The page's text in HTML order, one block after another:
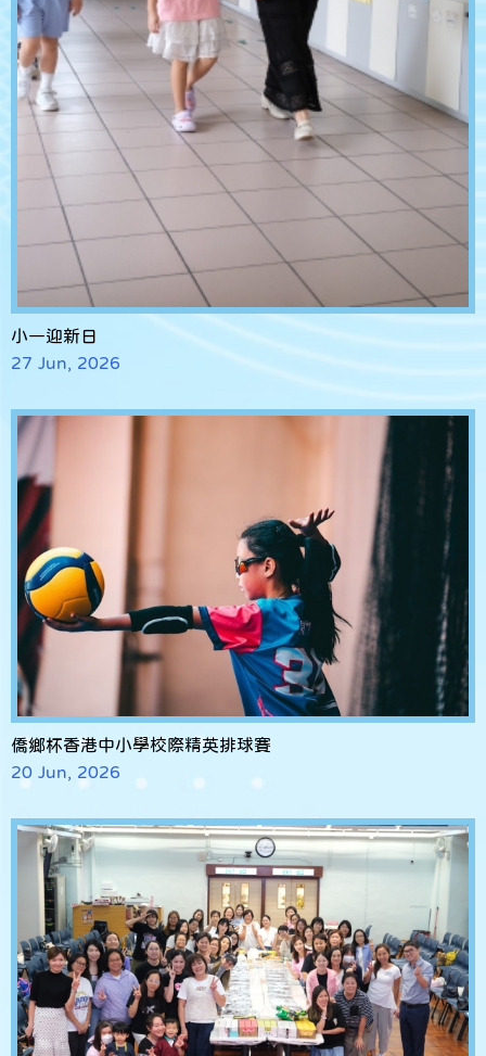
小一迎新日
27 Jun, 2026
僑鄉杯香港中小學校際精英排球賽
20 Jun, 2026